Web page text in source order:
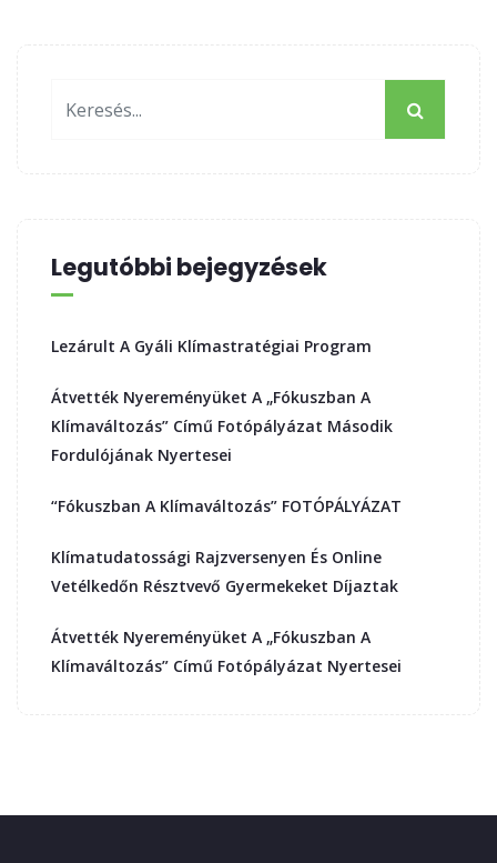
Legutóbbi bejegyzések
Lezárult A Gyáli Klímastratégiai Program
Átvették Nyereményüket A „Fókuszban A
Klímaváltozás” Című Fotópályázat Második
Fordulójának Nyertesei
“Fókuszban A Klímaváltozás” FOTÓPÁLYÁZAT
Klímatudatossági Rajzversenyen És Online
Vetélkedőn Résztvevő Gyermekeket Díjaztak
Átvették Nyereményüket A „Fókuszban A
Klímaváltozás” Című Fotópályázat Nyertesei